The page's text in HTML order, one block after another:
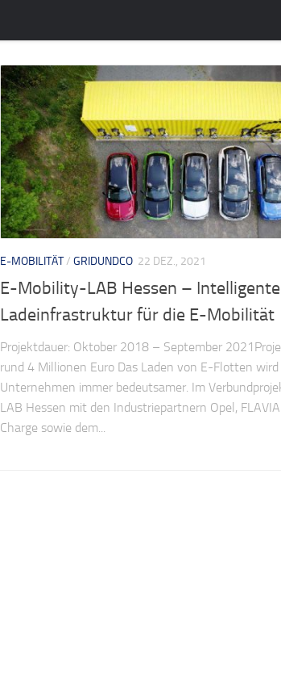
E-MOBILITÄT/ GRIDUNDCO 22 DEZ., 2021
E-Mobility-LAB Hessen – Intelligente
Ladeinfrastruktur für die E-Mobilität
Projektdauer: Oktober 2018 – September
rund 4 Millionen Euro Das Laden von E-Flotten
Unternehmen immer bedeutsamer. Im
LAB Hessen mit den Industriepartnern Opel, FLAVIA
Charge sowie dem...